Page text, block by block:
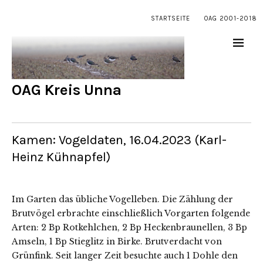
STARTSEITE OAG 2001-2018
OAG Kreis Unna
Kamen: Vogeldaten, 16.04.2023 (Karl-
Heinz Kühnapfel)
Im Garten das übliche Vogelleben. Die Zählung der
Brutvögel erbrachte einschließlich Vorgarten folgende
Arten: 2 Bp Rotkehlchen, 2 Bp Heckenbraunellen, 3 Bp
Amseln, 1 Bp Stieglitz in Birke. Brutverdacht von
Grünfink. Seit langer Zeit besuchte auch 1 Dohle den